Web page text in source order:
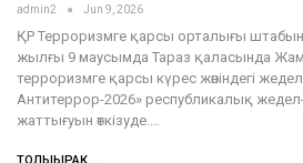
admin2 Jun 9, 2026
ҚР Терроризмге қарсы орталығы
жылғы 9 маусымда Тараз қаласында
терроризмге қарсы күрес жөніндегі
Антитеррор-2026» республикалық
жаттығуын өткізуде.…